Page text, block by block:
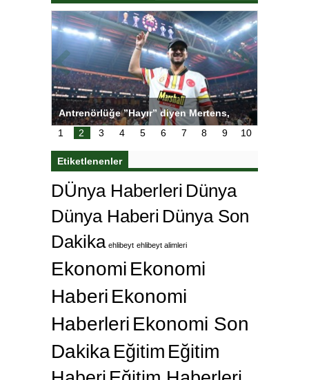
Antrenörlüğe ”Hayır” diyen Mertens,
Galatasaray’dan bakın ne istedi
1
2 3 4 5 6 7 8 9 10
Etiketlenenler
DÜnya Haberleri Dünya
Dünya Haberi Dünya Son
Dakika ehlibeyt ehlibeyt alimleri
Ekonomi Ekonomi
Haberi Ekonomi
Haberleri Ekonomi Son
Dakika Eğitim Eğitim